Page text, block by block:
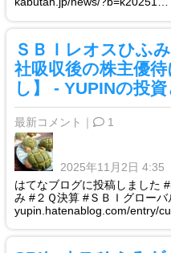
ＳＢＩレオスひふ
社吸収後の株主優
し】 - YUPINの投
最新コメント｜ 1
2025年11月2日 4:35
はてなブログに投稿しました
み #２Ｑ決算 #ＳＢＩグロー
yupin.hatenablog.com/entry/